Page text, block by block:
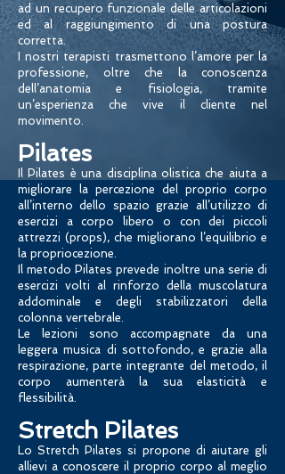
ad un recupero funzionale delle articolazioni
ed al raggiungimento di una postura
corretta.
I nostri terapisti trasmettono l’amore per la
professione, oltre che la conoscenza
dell’anatomia e fisiologia, tramite
un’esperienza che vive il cliente nel
movimento.
Pilates
Il Pilates è una disciplina olistica che aiuta a
migliorare la percezione del proprio corpo
all’interno dello spazio grazie all’utilizzo di
esercizi a corpo libero o con dei piccoli
attrezzi (props), che migliorano l’equilibrio e
la propriocezione.
Il metodo Pilates prevede inoltre una serie di
esercizi volti al rinforzo della muscolatura
addominale e degli stabilizzatori della
colonna vertebrale.
Le lezioni sono accompagnate da una
leggera musica di sottofondo, e grazie alla
respirazione, parte integrante del metodo, il
corpo aumenterà la sua elasticità e
flessibilità.
Stretch Pilates
Lo Stretch Pilates si propone di aiutare gli
allievi a conoscere il proprio corpo al meglio